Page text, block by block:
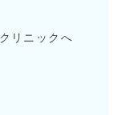
リニックへ